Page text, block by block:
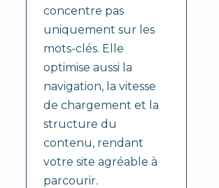
concentre pas
uniquement sur les
mots-clés. Elle
optimise aussi la
navigation, la vitesse
de chargement et la
structure du
contenu, rendant
votre site agréable à
parcourir.